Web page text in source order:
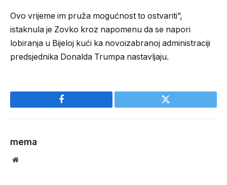
Ovo vrijeme im pruža mogućnost to ostvariti”,
istaknula je Zovko kroz napomenu da se napori
lobiranja u Bijeloj kući ka novoizabranoj administraciji
predsjednika Donalda Trumpa nastavljaju.
Facebook Twitter
mema
Website